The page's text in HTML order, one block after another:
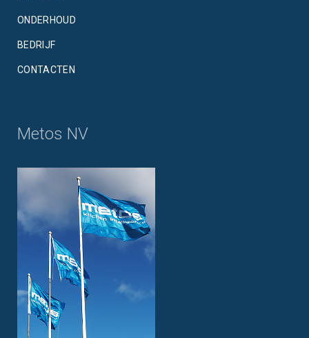
ONDERHOUD
BEDRIJF
CONTACTEN
Metos NV